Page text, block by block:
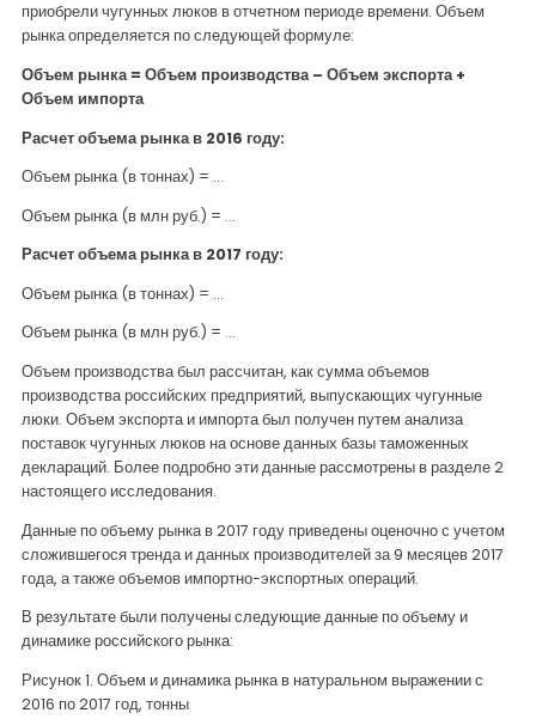
приобрели чугунных люков в отчетном периоде времени. Объем
рынка определяется по следующей формуле:
Объем рынка = Объем производства – Объем экспорта +
Объем импорта
Расчет объема рынка в 2016 году:
Объем рынка (в тоннах) = …
Объем рынка (в млн руб.) = …
Расчет объема рынка в 2017 году:
Объем рынка (в тоннах) = …
Объем рынка (в млн руб.) = …
Объем производства был рассчитан, как сумма объемов
производства российских предприятий, выпускающих чугунные
люки. Объем экспорта и импорта был получен путем анализа
поставок чугунных люков на основе данных базы таможенных
деклараций. Более подробно эти данные рассмотрены в разделе 2
настоящего исследования.
Данные по объему рынка в 2017 году приведены оценочно с учетом
сложившегося тренда и данных производителей за 9 месяцев 2017
года, а также объемов импортно-экспортных операций.
В результате были получены следующие данные по объему и
динамике российского рынка:
Рисунок 1. Объем и динамика рынка в натуральном выражении с
2016 по 2017 год, тонны